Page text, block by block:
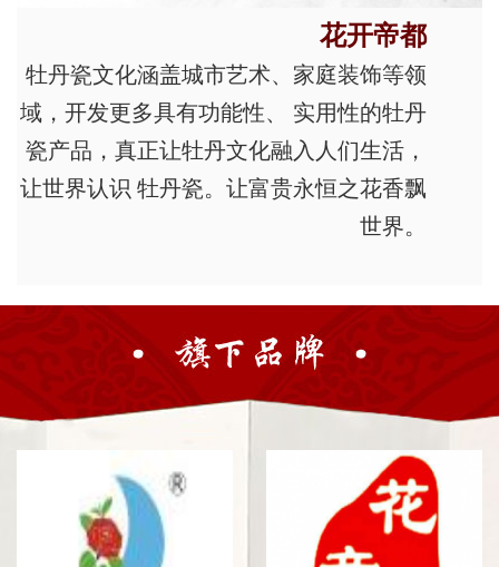
花开帝都
牡丹瓷文化涵盖城市艺术、家庭装饰等领
域，开发更多具有功能性、 实用性的牡丹
瓷产品，真正让牡丹文化融入人们生活，
让世界认识 牡丹瓷。让富贵永恒之花香飘
世界。